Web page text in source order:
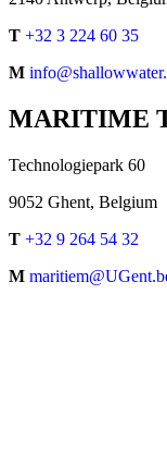
T +32 3 224 60 35
M
MARITIME
Technologiepark 60
9052 Ghent, Belgium
T +32 9 264 54 32
M